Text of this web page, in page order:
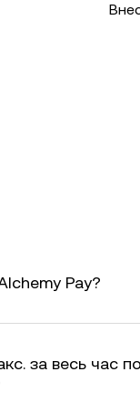
Pay?
за весь час